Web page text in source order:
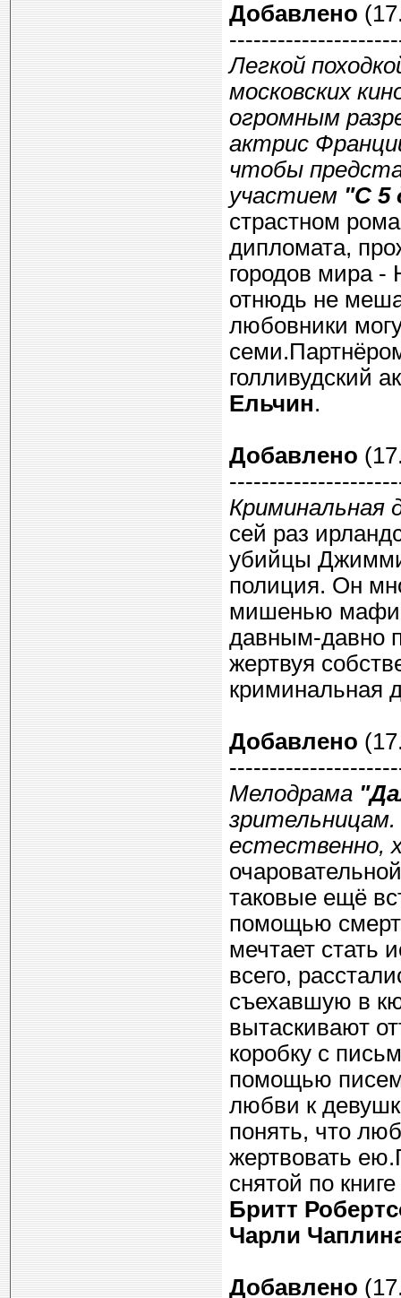
Добавлено
Легкой
московских
огромным
актрис
чтобы
участием "С 5
страстном
дипломата,
городов мира -
отнюдь не
любовники
голливудский
Ельчин.
Добавлено
Криминальная
сей раз
убийцы Джимми
полиция. Он
мишенью
давным-давно
жертвуя
криминальная
Добавлено
Мелодрама
зрительницам.
естественно,
таковые ещё
помощью
мечтает стать
всего,
съехавшую в
вытаскивают
коробку с
помощью
любви к
понять, что
жертвовать
снятой по книге
Бритт
Чарли
Добавлено